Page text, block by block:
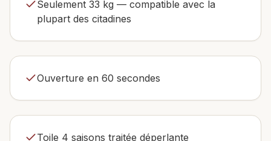
Seulement 33 kg — compatible avec la
plupart des citadines
Ouverture en 60 secondes
Toile 4 saisons traitée déperlante